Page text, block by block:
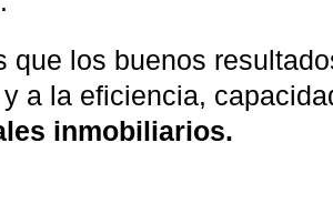
que los buenos
y a la eficiencia,
inmobiliarios.